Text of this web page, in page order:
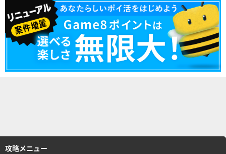
攻略メニュー